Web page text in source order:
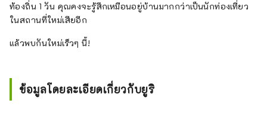
ท้องถิ่น 1 วัน คุณคงจะรู้สึกเหมือนอยู่บ้านมากกว่าเป็นนักท่องเที่ยว
ในสถานที่ใหม่เสียอีก
แล้วพบกันใหม่เร็วๆ นี้!
ข้อมูลโดยละเอียดเกี่ยวกับยูริ